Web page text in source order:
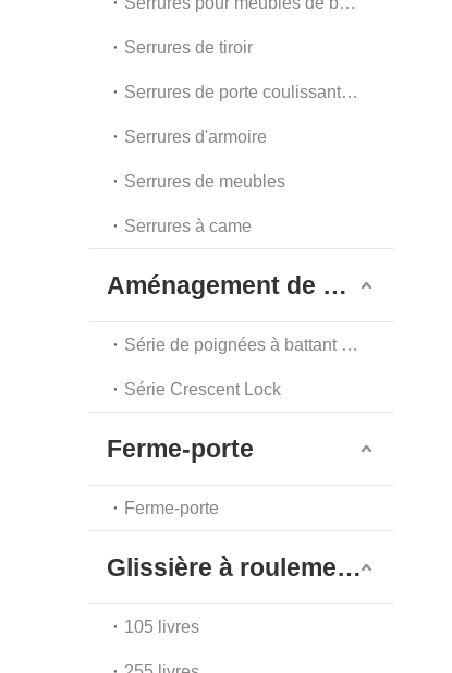
Serrures de tiroir
Serrures de porte coulissante en verre
Serrures d'armoire
Serrures de meubles
Serrures à came
Aménagement de meubles
Série de poignées à battant à point unique
Série Crescent Lock
Ferme-porte
Ferme-porte
Glissière à roulement à billes
105 livres